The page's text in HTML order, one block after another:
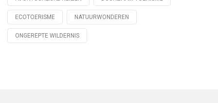
Tagged
withECOTOERISME NATUURWONDEREN
ONGEREPTE WILDERNIS